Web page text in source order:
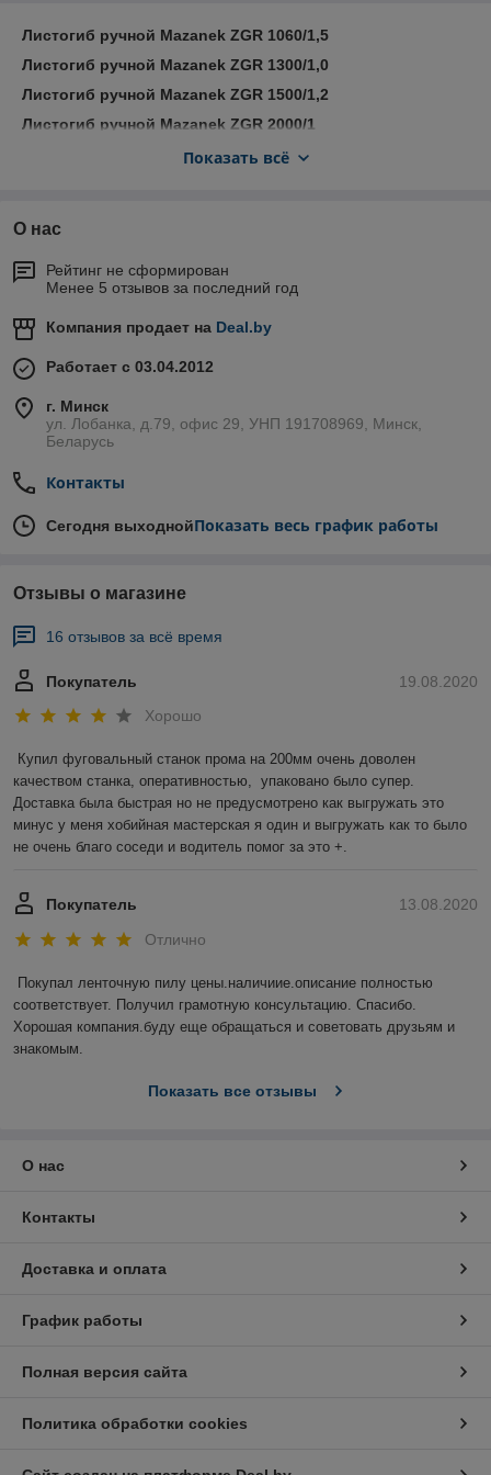
станки в течение длительного времени
станки предназначены для работы в цеху, мастерской
ZGR-1300, ZGR-2000/1, ZGR-2500/1, ZGR-3000/1
Листогибы Mazanek тяжелой серии:ZGR 2000/2, ZGR
Листогиб ручной Mazanek ZGR 1060/1,5
Листогиб ручной Mazanek ZGR 1300/1,0
Листогиб ручной Mazanek ZGR 1500/1,2
Листогиб ручной Mazanek ZGR 2000/1
Листогиб ручной Mazanek ZGR 2500/1
для работы с металлом толщиной до 2мм. Благодаря
Mazanek"не повреждает покрытие металла, а также
существенно снижает усилия необходимые для гибки.
Листогиб ручнойMazanek ZGR 2000/2
Листогиб ручной Mazanek ZGR
Листогиб ручной Mazanek ZGR 3000/2
Показать всё
О нас
Рейтинг не сформирован
Менее 5 отзывов за последний год
Компания продает на Deal.by
Работает с 03.04.2012
г. Минск
ул. Лобанка, д.79, офис 29, УНП 191708969, Минск,
Беларусь
Контакты
Сегодня выходнойПоказать весь график работы
Отзывы о магазине
16 отзывов за всё время
19.08.2020
Покупатель
Хорошо
Купил фуговальный станок прома на 200мм очень доволен
качеством станка, оперативностью,  упаковано было супер.
Доставка была быстрая но не предусмотрено как выгружать это
минус у меня хобийная мастерская я один и выгружать как то было
не очень благо соседи и водитель помог за это +.
13.08.2020
Покупатель
Отлично
Покупал ленточную пилу цены.наличиие.описание полностью
соответствует. Получил грамотную консультацию. Спасибо.
Хорошая компания.буду еще обращаться и советовать друзьям и
знакомым.
Показать все отзывы
О нас
Контакты
Доставка и оплата
График работы
Полная версия сайта
Политика обработки cookies